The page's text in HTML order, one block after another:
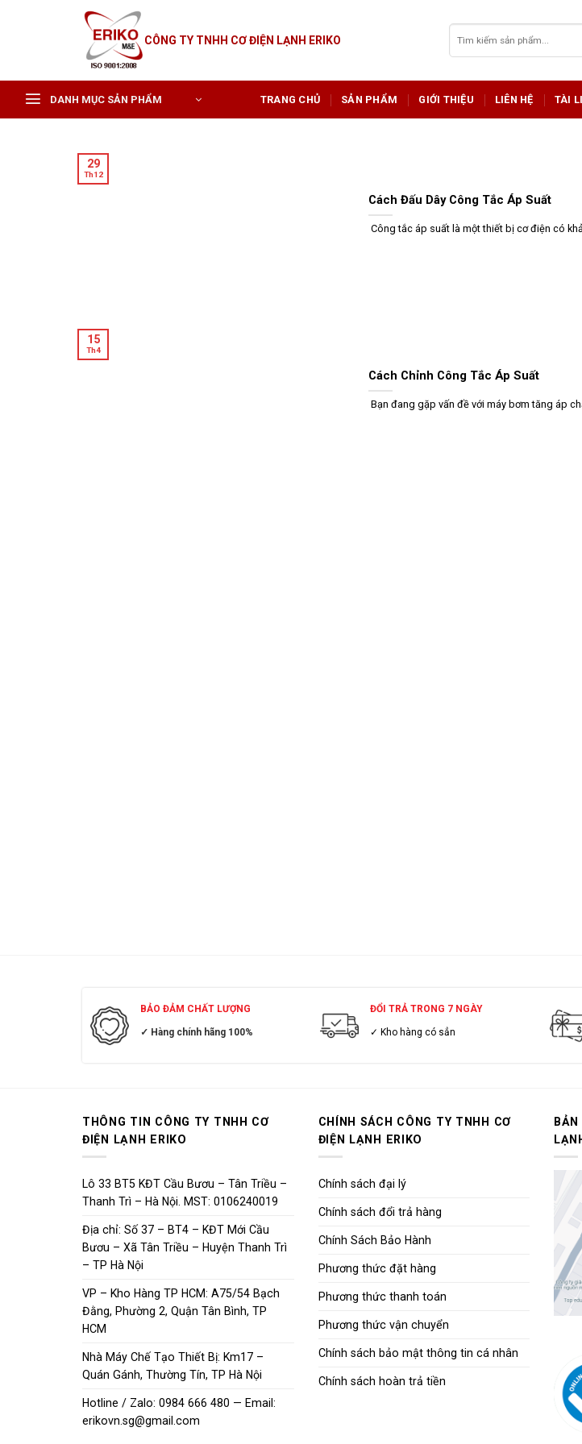
CÔNG TY TNHH CƠ ĐIỆN LẠNH ERIKO
kiếm:
DANH MỤC SẢN PHẨM TRANG CHỦ SẢN PHẨM GIỚI THIỆU LIÊN HỆ TÀI
Cách Đấu Dây Công Tắc Áp Suất
Công tắc áp suất là một thiết bị cơ điện có
29
Th12
Cách Chỉnh Công Tắc Áp Suất
Bạn đang gặp vấn đề với máy bơm tăng áp
15
Th4
BẢO ĐẢM CHẤT LƯỢNG
✓ Hàng chính hãng 100%
ĐỔI TRẢ TRONG 7 NGÀY
✓ Kho hàng có sẳn
THÔNG TIN CÔNG TY TNHH CƠ
ĐIỆN LẠNH ERIKO
Lô 33 BT5 KĐT Cầu Bươu – Tân Triều –
Thanh Trì – Hà Nội. MST: 0106240019
Địa chỉ: Số 37 – BT4 – KĐT Mới Cầu
Bươu – Xã Tân Triều – Huyện Thanh Trì
– TP Hà Nội
VP – Kho Hàng TP HCM: A75/54 Bạch
Đằng, Phường 2, Quận Tân Bình, TP
HCM
Nhà Máy Chế Tạo Thiết Bị: Km17 –
Quán Gánh, Thường Tín, TP Hà Nội
Hotline / Zalo: 0984 666 480 — Email:
erikovn.sg@gmail.com
CHÍNH SÁCH CÔNG TY TNHH CƠ
ĐIỆN LẠNH ERIKO
Chính sách đại lý
Chính sách đổi trả hàng
Chính Sách Bảo Hành
Phương thức đặt hàng
Phương thức thanh toán
Phương thức vận chuyển
Chính sách bảo mật thông tin cá nhân
Chính sách hoàn trả tiền